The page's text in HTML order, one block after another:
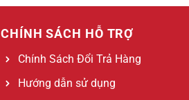
CHÍNH SÁCH HỖ TRỢ
Chính Sách Đổi Trả Hàng
Hướng dẫn sử dụng